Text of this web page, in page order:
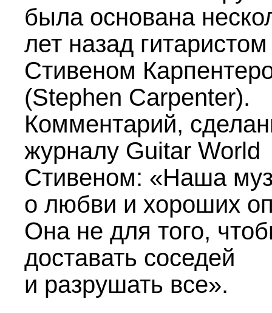
была основана
лет назад гитаристом
Стивеном
(Stephen Carpenter).
Комментарий,
журналу Guitar World
Стивеном: «Наша
о любви и хороших
Она не для того,
доставать соседей
и разрушать все».